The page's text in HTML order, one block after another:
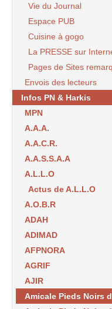
Vie du Journal
Espace PUB
Cuisine à gogo
La PRESSE sur
Pages de Sites
Envois des lecteurs
Infos PN & Harkis
MPN
A.A.A.
A.A.C.R.
A.A.S.S.A.A
A.L.L.O
Actus de A.L.L.O
A.O.B.R
ADAH
ADIMAD
AFPNORA
AGRIF
AJIR
Amicale Pieds Noirs